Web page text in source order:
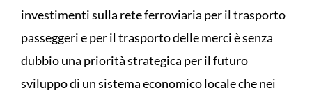
investimenti sulla rete ferroviaria per il trasporto
passeggeri e per il trasporto delle merci è senza
dubbio una priorità strategica per il futuro
sviluppo di un sistema economico locale che nei